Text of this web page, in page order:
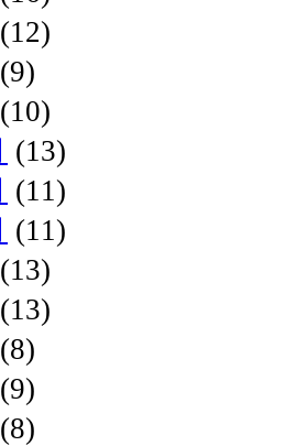
(12)
(9)
(10)
(13)
(11)
(11)
(13)
(13)
(8)
(9)
(8)